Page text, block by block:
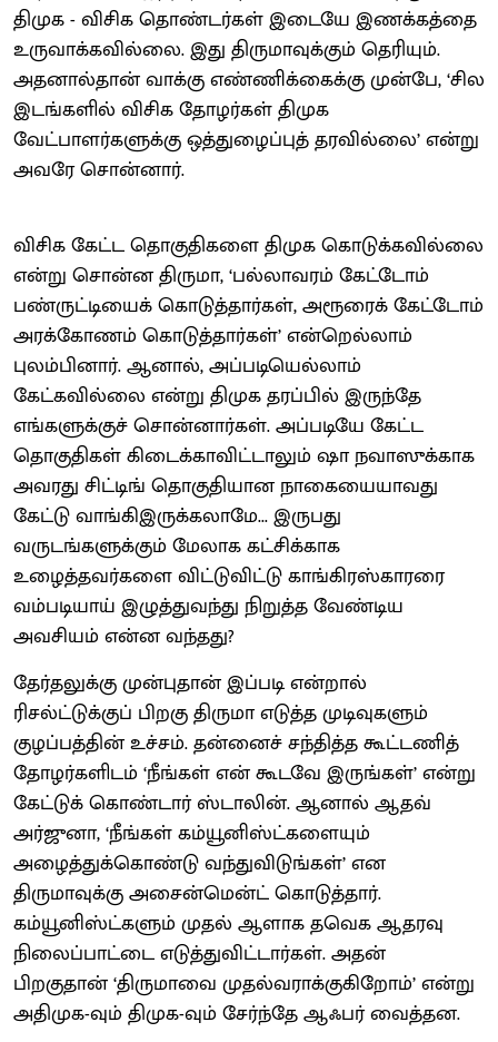
திமுக - விசிக தொண்டர்கள் இடையே இணக்கத்தை
உருவாக்கவில்லை. இது திருமாவுக்கும் தெரியும்.
அதனால்தான் வாக்கு எண்ணிக்கைக்கு முன்பே, ‘சில
இடங்களில் விசிக தோழர்கள் திமுக
வேட்பாளர்களுக்கு ஒத்துழைப்புத் தரவில்லை’ என்று
அவரே சொன்னார்.
விசிக கேட்ட தொகுதிகளை திமுக கொடுக்கவில்லை
என்று சொன்ன திருமா, ‘பல்லாவரம் கேட்டோம்
பண்ருட்டியைக் கொடுத்தார்கள், அரூரைக் கேட்டோம்
அரக்கோணம் கொடுத்தார்கள்’ என்றெல்லாம்
புலம்பினார். ஆனால், அப்படியெல்லாம்
கேட்கவில்லை என்று திமுக தரப்பில் இருந்தே
எங்களுக்குச் சொன்னார்கள். அப்படியே கேட்ட
தொகுதிகள் கிடைக்காவிட்டாலும் ஷா நவாஸுக்காக
அவரது சிட்டிங் தொகுதியான நாகையையாவது
கேட்டு வாங்கிஇருக்கலாமே... இருபது
வருடங்களுக்கும் மேலாக கட்சிக்காக
உழைத்தவர்களை விட்டுவிட்டு காங்கிரஸ்காரரை
வம்படியாய் இழுத்துவந்து நிறுத்த வேண்டிய
அவசியம் என்ன வந்தது?
தேர்தலுக்கு முன்புதான் இப்படி என்றால்
ரிசல்ட்டுக்குப் பிறகு திருமா எடுத்த முடிவுகளும்
குழப்பத்தின் உச்சம். தன்னைச் சந்தித்த கூட்டணித்
தோழர்களிடம் ‘நீங்கள் என் கூடவே இருங்கள்’ என்று
கேட்டுக் கொண்டார் ஸ்டாலின். ஆனால் ஆதவ்
அர்ஜுனா, ‘நீங்கள் கம்யூனிஸ்ட்களையும்
அழைத்துக்கொண்டு வந்துவிடுங்கள்’ என
திருமாவுக்கு அசைன்மென்ட் கொடுத்தார்.
கம்யூனிஸ்ட்களும் முதல் ஆளாக தவெக ஆதரவு
நிலைப்பாட்டை எடுத்துவிட்டார்கள். அதன்
பிறகுதான் ‘திருமாவை முதல்வராக்குகிறோம்’ என்று
அதிமுக-வும் திமுக-வும் சேர்ந்தே ஆஃபர் வைத்தன.